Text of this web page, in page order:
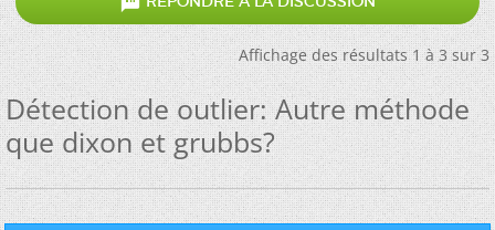
Affichage des résultats 1 à 3 sur 3
Détection de outlier: Autre méthode
que dixon et grubbs?